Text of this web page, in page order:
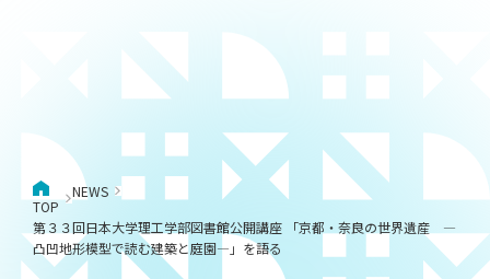
TOP
NEWS
第３３回日本大学理工学部図書館公開講座 「京都・奈良の世界遺産 ―
凸凹地形模型で読む建築と庭園―」を語る